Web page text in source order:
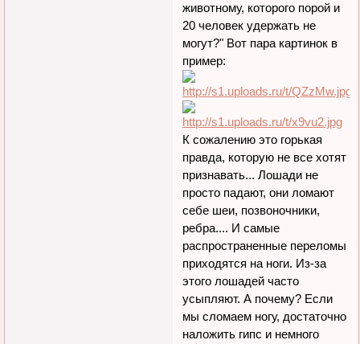
животному, которого порой и
20 человек удержать не
могут?" Вот пара картинок в
пример:
К сожалению это горькая
правда, которую не все хотят
признавать... Лошади не
просто падают, они ломают
себе шеи, позвоночники,
ребра.... И самые
распространенные переломы
приходятся на ноги. Из-за
этого лошадей часто
усыпляют. А почему? Если
мы сломаем ногу, достаточно
наложить гипс и немного